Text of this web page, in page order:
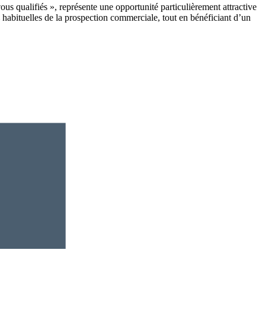
qualifiés », représente une opportunité particulièrement attractive
de la prospection commerciale, tout en bénéficiant d’un